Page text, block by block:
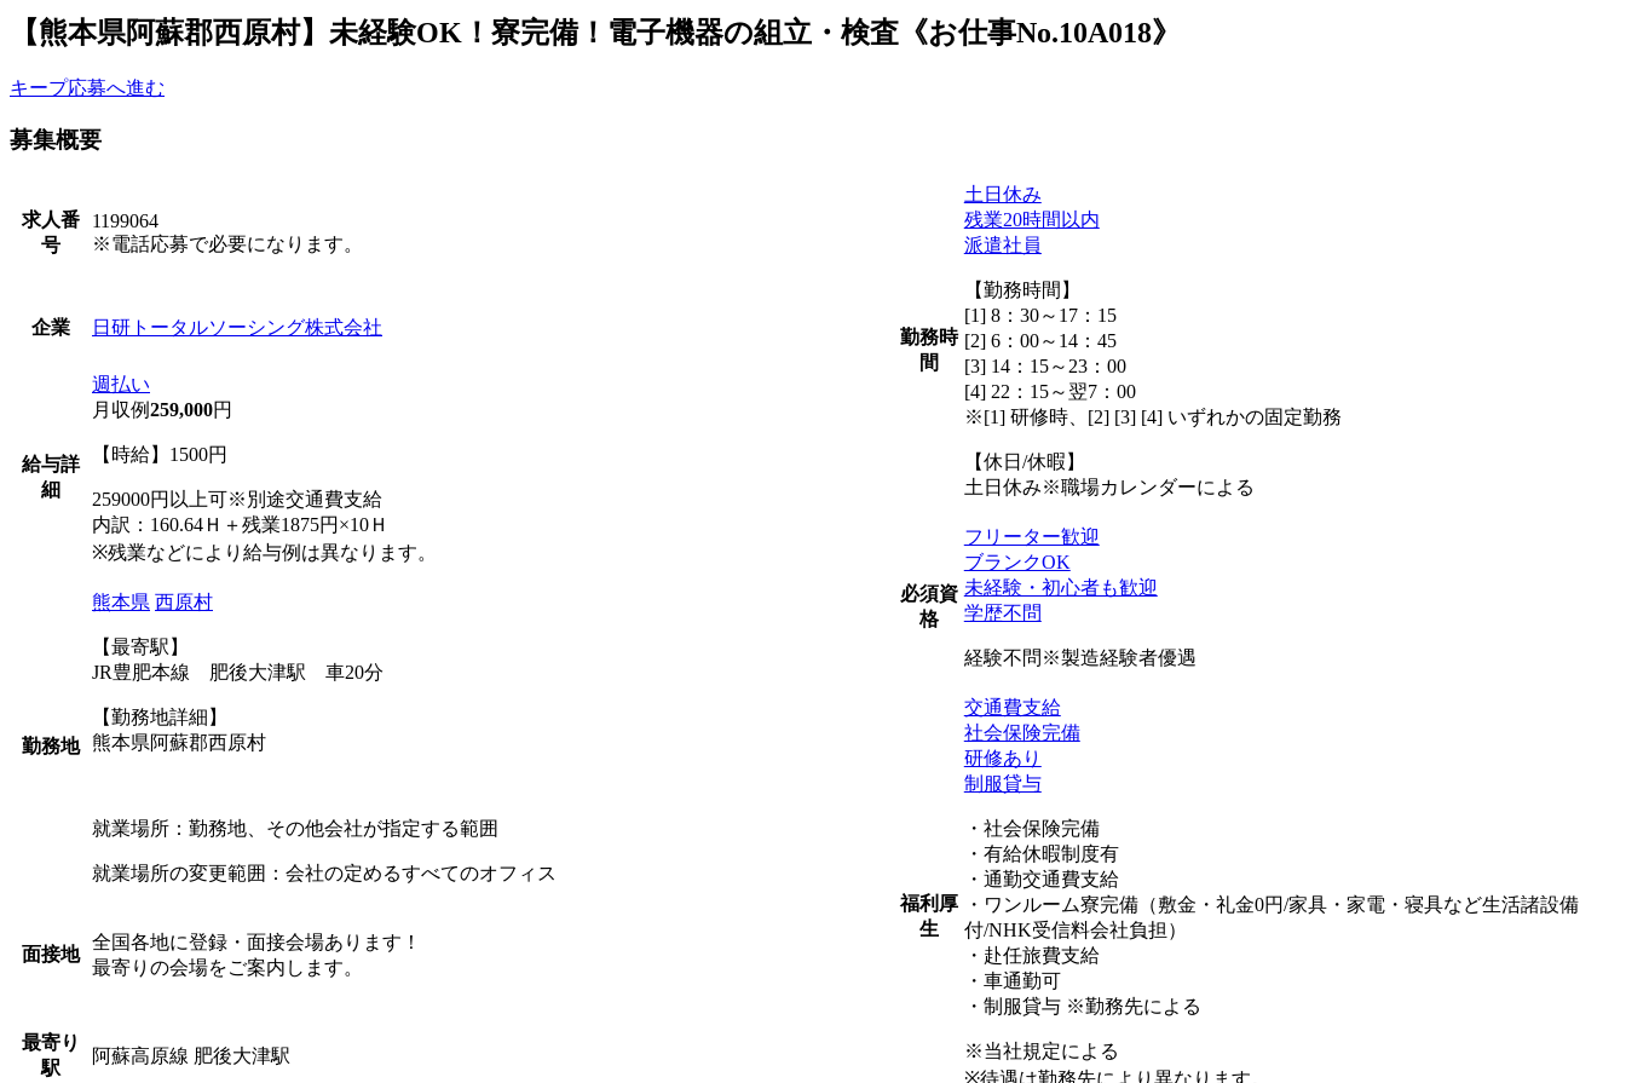
【熊本県阿蘇郡西原村】未経験OK！寮完備！電子機器の組立・検査《お仕事No.10A018》
キープ応募へ進む
募集概要
求人番
号
1199064
※電話応募で必要になります。
企業 日研トータルソーシング株式会社
給与詳
細
週払い
月収例259,000円
【時給】1500円
259000円以上可※別途交通費支給
内訳：160.64Ｈ＋残業1875円×10Ｈ
※残業などにより給与例は異なります。
勤務地
熊本県 西原村
【最寄駅】
JR豊肥本線 肥後大津駅 車20分
【勤務地詳細】
熊本県阿蘇郡西原村
就業場所：勤務地、その他会社が指定する範囲
就業場所の変更範囲：会社の定めるすべてのオフィス
面接地
全国各地に登録・面接会場あります！
最寄りの会場をご案内します。
最寄り
駅
阿蘇高原線 肥後大津駅
勤務時
間
土日休み
残業20時間以内
派遣社員
【勤務時間】
[1] 8：30～17：15
[2] 6：00～14：45
[3] 14：15～23：00
[4] 22：15～翌7：00
※[1] 研修時、[2] [3] [4] いずれかの固定勤務
【休日/休暇】
土日休み※職場カレンダーによる
必須資
格
フリーター歓迎
ブランクOK
未経験・初心者も歓迎
学歴不問
経験不問※製造経験者優遇
福利厚
生
交通費支給
社会保険完備
研修あり
制服貸与
・社会保険完備
・有給休暇制度有
・通勤交通費支給
・ワンルーム寮完備（敷金・礼金0円/家具・家電・寝具など生活諸設備
付/NHK受信料会社負担）
・赴任旅費支給
・車通勤可
・制服貸与 ※勤務先による
※当社規定による
※待遇は勤務先により異なります。